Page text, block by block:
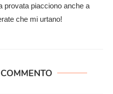
provata piacciono anche a
che mi urtano!